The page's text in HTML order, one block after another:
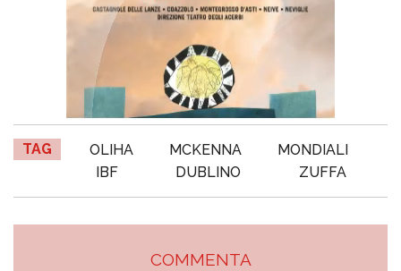
TAG OLIHA MCKENNA
MONDIALI
IBF
DUBLINO ZUFFA
COMMENTA